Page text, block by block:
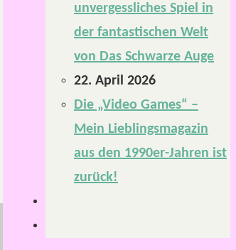
unvergessliches Spiel in
der fantastischen Welt
von Das Schwarze Auge
22. April 2026
Die „Video Games“ –
Mein Lieblingsmagazin
aus den 1990er-Jahren ist
zurück!